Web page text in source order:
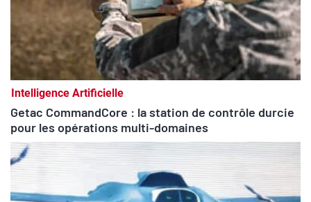
Intelligence Artificielle
Getac CommandCore : la station de contrôle durcie
pour les opérations multi-domaines